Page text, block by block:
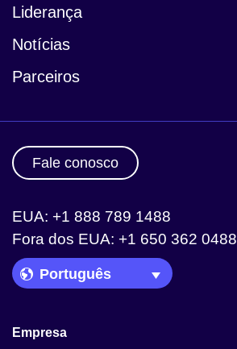
Liderança
Notícias
Parceiros
Fale conosco
EUA: +1 888 789 1488
Fora dos EUA: +1 650 362 0488
Language Picker
Empresa